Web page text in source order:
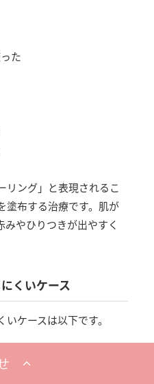
た
リング」と表現されるこ
塗布する治療です。肌が
やひりつきが出やすく
くいケース
ケースは以下です。